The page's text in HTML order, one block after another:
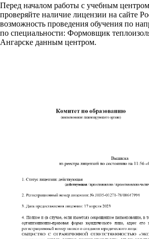
Перед началом работы с учебным центром
проверяйте наличие лицензии на сайте
возможность проведения обучения по
по специальности: Формовщик
Ангарске данным центром.